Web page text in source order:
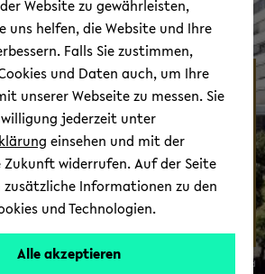
IDM - In­sti­tut für Di­dak­
tik der Ma­the­ma­tik
© Uni­ver­si­tät Bie­le­feld
Website zu gewährleisten,
uns helfen, die Website und Ihre
Falls Sie zustimmen,
und Daten auch, um Ihre
unserer Webseite zu messen. Sie
jederzeit unter
einsehen und mit der
widerrufen. Auf der Seite
zusätzliche Informationen zu den
und Technologien.
Alle akzeptieren